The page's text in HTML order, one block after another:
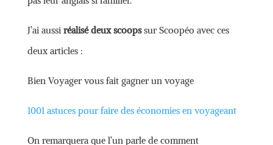
J’ai aussi réalisé deux scoopssur Scoopéo avec ces
deux articles :
Bien Voyager vous fait gagner un voyage
1001 astuces pour faire des économies en voyageant
On remarquera que l’un parle de comment